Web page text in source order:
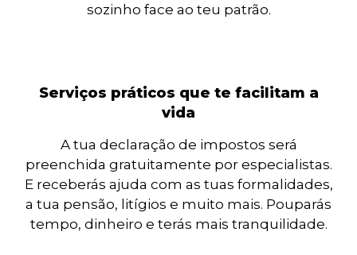
sozinho face ao teu patrão.
Serviços práticos que te facilitam a
vida
A tua declaração de impostos será
preenchida gratuitamente por especialistas.
E receberás ajuda com as tuas formalidades,
a tua pensão, litígios e muito mais. Pouparás
tempo, dinheiro e terás mais tranquilidade.